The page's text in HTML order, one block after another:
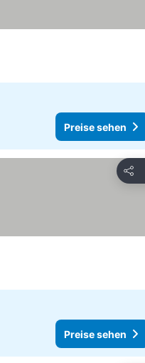
Preise sehen
Preise sehen